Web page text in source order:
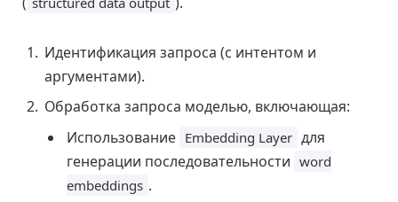
Идентификация запроса (с интентом и
аргументами).
Обработка запроса моделью, включающая:
Использование Embedding Layer для
генерации последовательности word
embeddings .